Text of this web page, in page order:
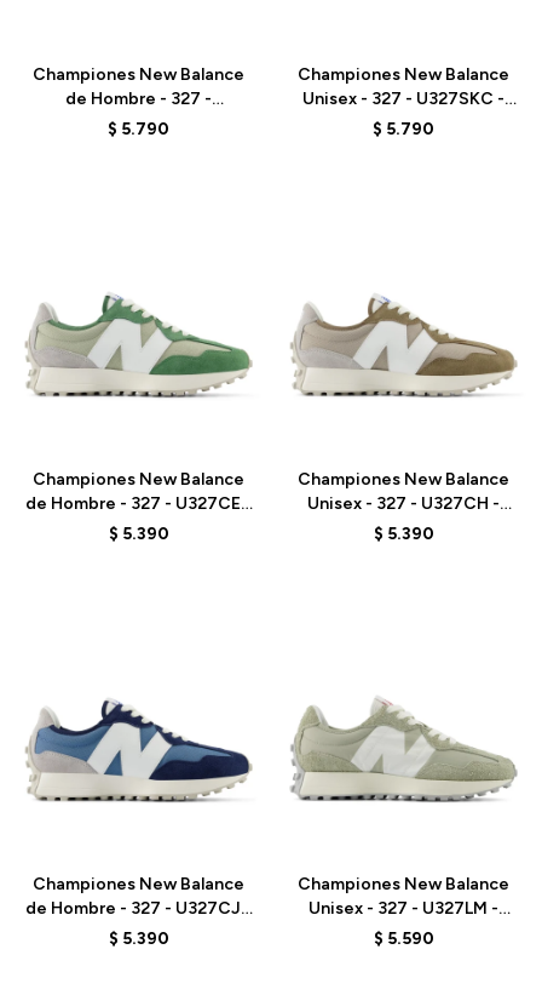
Championes New Balance
de Hombre - 327 -
MS327CWB - WHITE
$ 5.790
Championes New Balance
Unisex - 327 - U327SKC -
ELD
$ 5.790
Championes New Balance
de Hombre - 327 - U327CE -
OLIVINE
$ 5.390
Championes New Balance
Unisex - 327 - U327CH -
MUSHROOM
$ 5.390
Championes New Balance
de Hombre - 327 - U327CJ -
NAVY
$ 5.390
Championes New Balance
Unisex - 327 - U327LM -
DARK OLIVE
$ 5.590